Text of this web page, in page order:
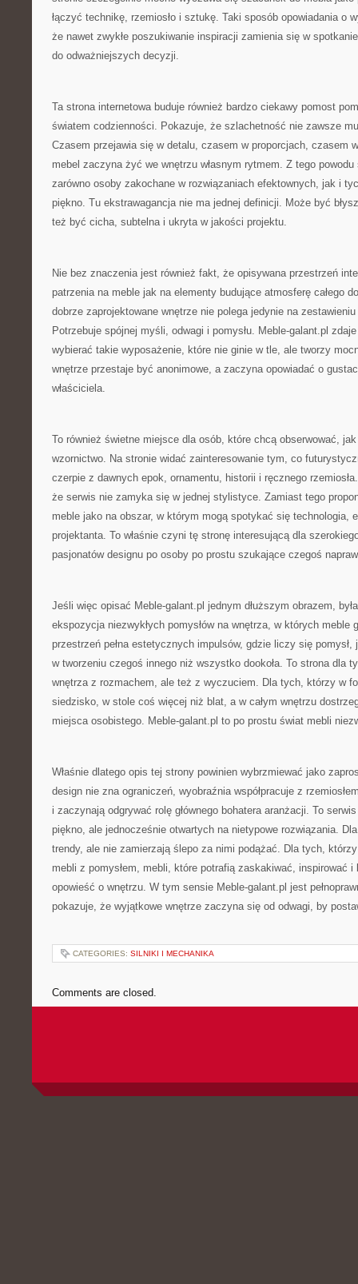
łączyć technikę, rzemiosło i sztukę. Taki sposób opowiadania o
że nawet zwykłe poszukiwanie inspiracji zamienia się w
do odważniejszych decyzji.
Ta strona internetowa buduje również bardzo ciekawy pomost
światem codzienności. Pokazuje, że szlachetność nie zawsze
Czasem przejawia się w detalu, czasem w proporcjach, czasem
mebel zaczyna żyć we wnętrzu własnym rytmem. Z tego
zarówno osoby zakochane w rozwiązaniach efektownych, jak i
piękno. Tu ekstrawagancja nie ma jednej definicji. Może być
też być cicha, subtelna i ukryta w jakości projektu.
Nie bez znaczenia jest również fakt, że opisywana przestrzeń
patrzenia na meble jak na elementy budujące atmosferę całego
dobrze zaprojektowane wnętrze nie polega jedynie na
Potrzebuje spójnej myśli, odwagi i pomysłu. Meble-galant.pl
wybierać takie wyposażenie, które nie ginie w tle, ale tworzy
wnętrze przestaje być anonimowe, a zaczyna opowiadać o
właściciela.
To również świetne miejsce dla osób, które chcą obserwować,
wzornictwo. Na stronie widać zainteresowanie tym, co
czerpie z dawnych epok, ornamentu, historii i ręcznego
że serwis nie zamyka się w jednej stylistyce. Zamiast tego
meble jako na obszar, w którym mogą spotykać się technologia,
projektanta. To właśnie czyni tę stronę interesującą dla
pasjonatów designu po osoby po prostu szukające czegoś
Jeśli więc opisać Meble-galant.pl jednym dłuższym obrazem,
ekspozycja niezwykłych pomysłów na wnętrza, w których meble
przestrzeń pełna estetycznych impulsów, gdzie liczy się pomysł,
w tworzeniu czegoś innego niż wszystko dookoła. To strona dla
wnętrza z rozmachem, ale też z wyczuciem. Dla tych, którzy w
siedzisko, w stole coś więcej niż blat, a w całym wnętrzu
miejsca osobistego. Meble-galant.pl to po prostu świat mebli
Właśnie dlatego opis tej strony powinien wybrzmiewać jako
design nie zna ograniczeń, wyobraźnia współpracuje z
i zaczynają odgrywać rolę głównego bohatera aranżacji. To
piękno, ale jednocześnie otwartych na nietypowe rozwiązania.
trendy, ale nie zamierzają ślepo za nimi podążać. Dla tych,
mebli z pomysłem, mebli, które potrafią zaskakiwać, inspirować i
opowieść o wnętrzu. W tym sensie Meble-galant.pl jest
pokazuje, że wyjątkowe wnętrze zaczyna się od odwagi, by
CATEGORIES: SILNIKI I MECHANIKA
Comments are closed.